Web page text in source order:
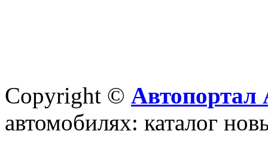
Copyright © Автопортал
автомобилях: каталог